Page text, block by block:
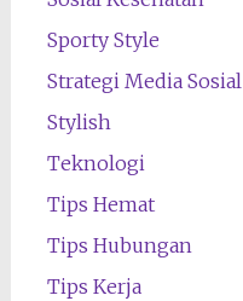
Sporty Style
Strategi Media Sosial
Stylish
Teknologi
Tips Hemat
Tips Hubungan
Tips Kerja